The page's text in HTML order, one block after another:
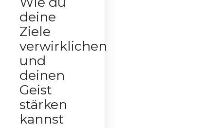
deine
Ziele
verwirklichen
und
deinen
Geist
stärken
kannst